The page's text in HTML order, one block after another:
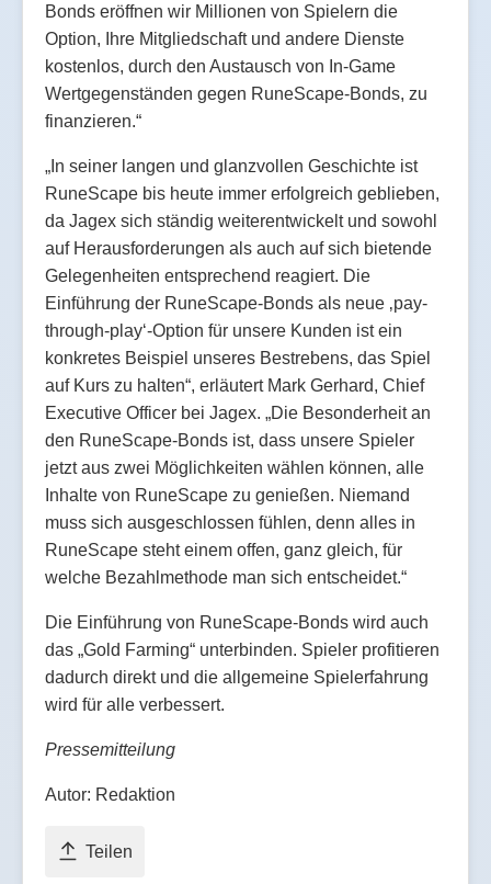
Bonds eröffnen wir Millionen von Spielern die
Option, Ihre Mitgliedschaft und andere Dienste
kostenlos, durch den Austausch von In-Game
Wertgegenständen gegen RuneScape-Bonds, zu
finanzieren.“
„In seiner langen und glanzvollen Geschichte ist
RuneScape bis heute immer erfolgreich geblieben,
da Jagex sich ständig weiterentwickelt und sowohl
auf Herausforderungen als auch auf sich bietende
Gelegenheiten entsprechend reagiert. Die
Einführung der RuneScape-Bonds als neue ‚pay-
through-play‘-Option für unsere Kunden ist ein
konkretes Beispiel unseres Bestrebens, das Spiel
auf Kurs zu halten“, erläutert Mark Gerhard, Chief
Executive Officer bei Jagex. „Die Besonderheit an
den RuneScape-Bonds ist, dass unsere Spieler
jetzt aus zwei Möglichkeiten wählen können, alle
Inhalte von RuneScape zu genießen. Niemand
muss sich ausgeschlossen fühlen, denn alles in
RuneScape steht einem offen, ganz gleich, für
welche Bezahlmethode man sich entscheidet.“
Die Einführung von RuneScape-Bonds wird auch
das „Gold Farming“ unterbinden. Spieler profitieren
dadurch direkt und die allgemeine Spielerfahrung
wird für alle verbessert.
Pressemitteilung
Autor: Redaktion
Teilen